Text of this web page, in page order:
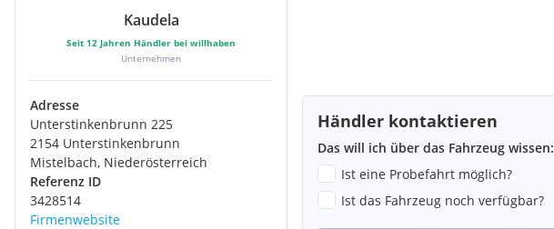
Kaudela
Seit 12 Jahren Händler bei willhaben
Unternehmen
Adresse
Unterstinkenbrunn 225
2154 Unterstinkenbrunn
Mistelbach, Niederösterreich
Referenz ID
3428514
Firmenwebsite
Händler kontaktieren
Das will ich über das Fahrzeug wissen:
Ist eine Probefahrt möglich?
Ist das Fahrzeug noch verfügbar?